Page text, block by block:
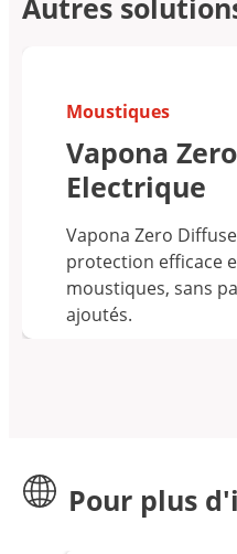
Moustiques
Vapona
Electrique
Vapona Zero
protection efficace
moustiques, sans
ajoutés.
Pour plus